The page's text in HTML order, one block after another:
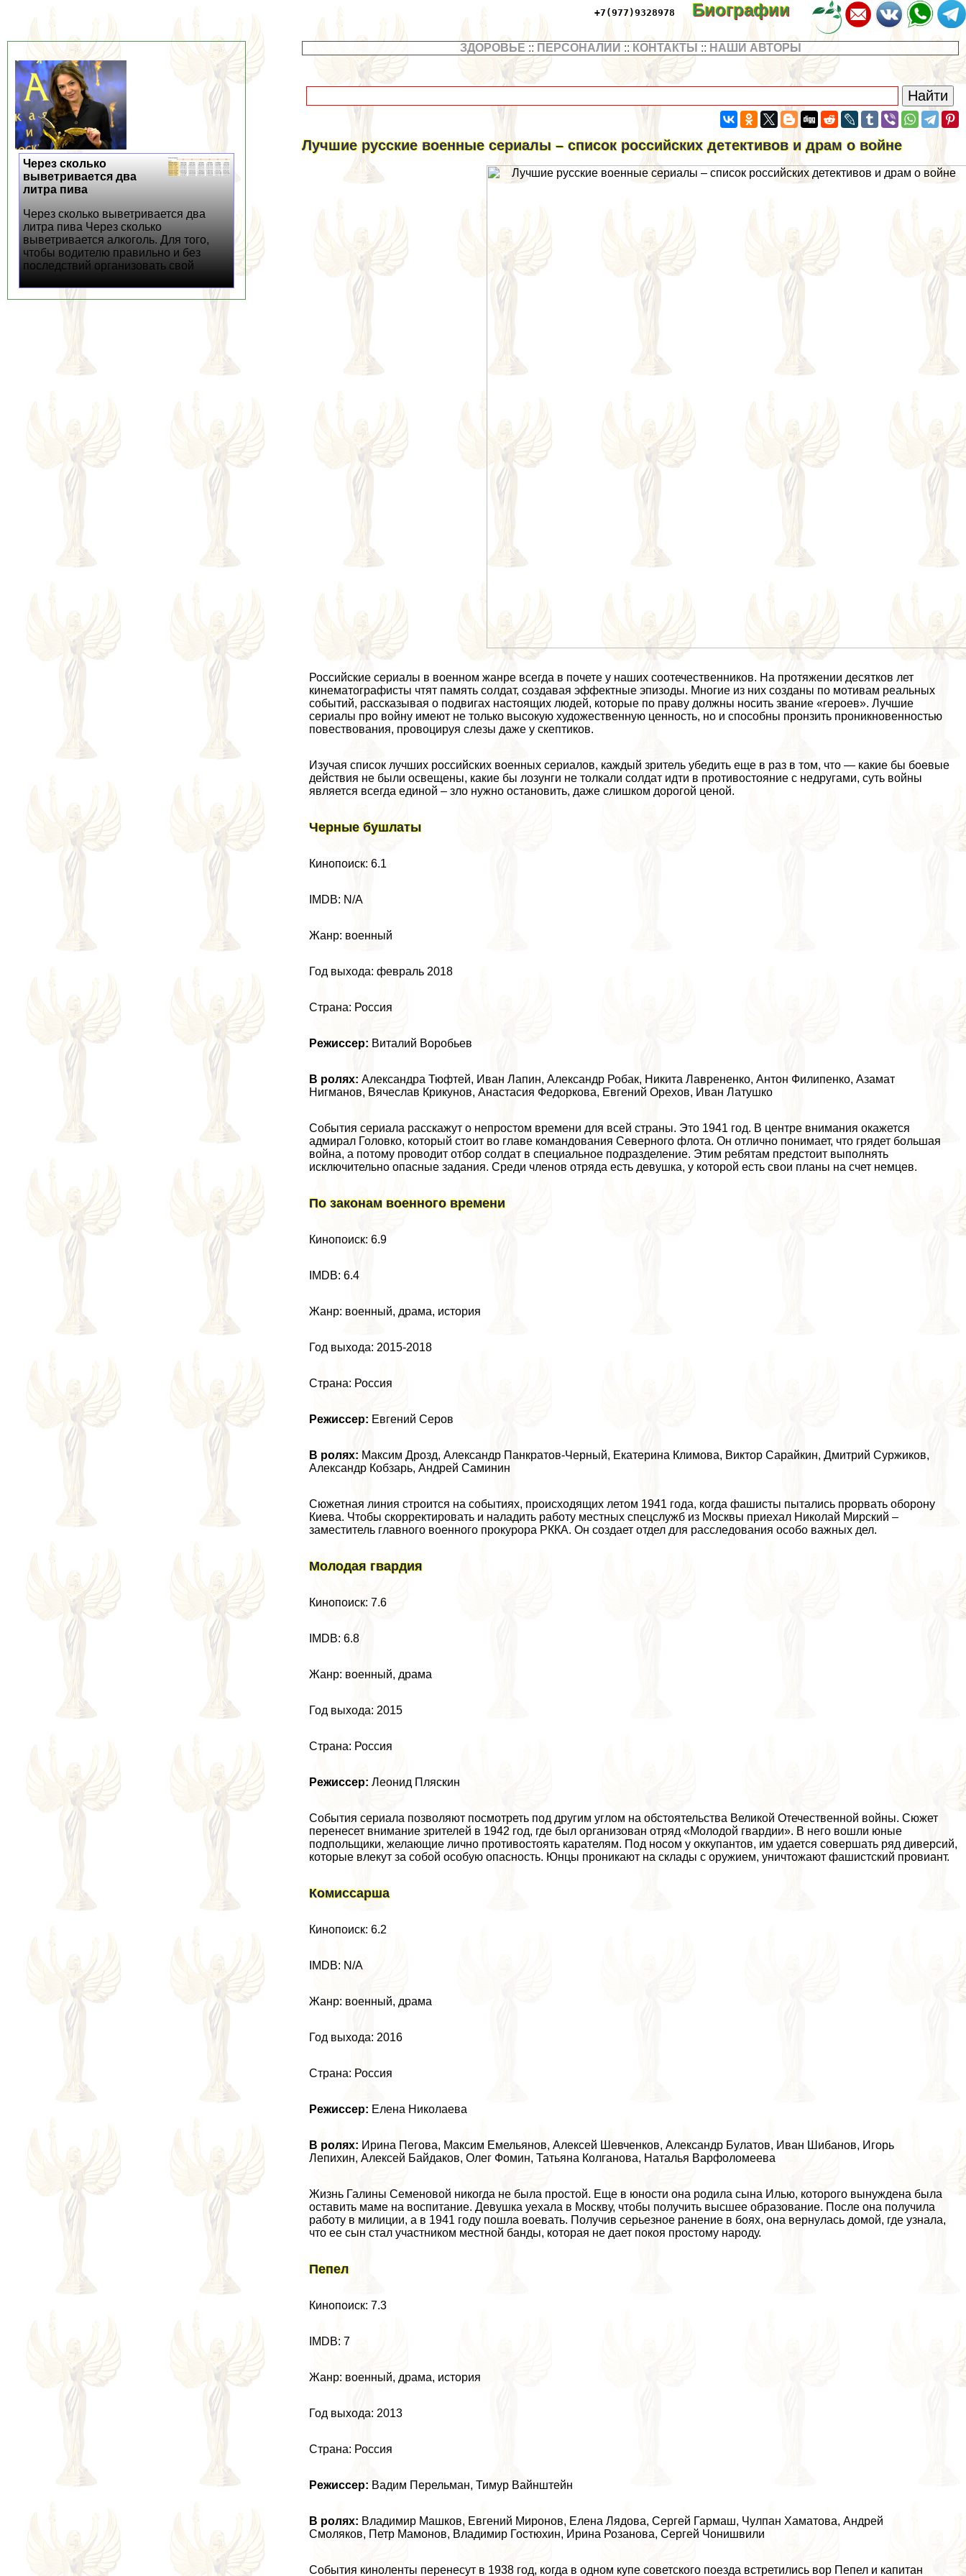
+7(977)9328978 Биографии
ЗДОРОВЬЕ :: ПЕРСОНАЛИИ :: КОНТАКТЫ :: НАШИ АВТОРЫ
Лучшие русские военные сериалы – список российских детективов и драм о войне
Российские сериалы в военном жанре всегда в почете у наших соотечественников. На протяжении десятков лет
кинематографисты чтят память солдат, создавая эффектные эпизоды. Многие из них созданы по мотивам реальных
событий, рассказывая о подвигах настоящих людей, которые по праву должны носить звание «героев». Лучшие
сериалы про войну имеют не только высокую художественную ценность, но и способны пронзить проникновенностью
повествования, провоцируя слезы даже у скептиков.
Изучая список лучших российских военных сериалов, каждый зритель убедить еще в раз в том, что — какие бы боевые
действия не были освещены, какие бы лозунги не толкали солдат идти в противостояние с недругами, суть войны
является всегда единой – зло нужно остановить, даже слишком дорогой ценой.
Черные бушлаты
Кинопоиск: 6.1
IMDB: N/A
Жанр: военный
Год выхода: февраль 2018
Страна: Россия
Режиссер: Виталий Воробьев
В ролях:Александра Тюфтей, Иван Лапин,Александр Робак, Никита Лаврененко, Антон Филипенко, Азамат
Нигманов, Вячеслав Крикунов, Анастасия Федоркова, Евгений Орехов, Иван Латушко
События сериала расскажут о непростом времени для всей страны. Это 1941 год. В центре внимания окажется
адмирал Головко, который стоит во главе комaндования Северного флота. Он отлично понимает, что грядет большая
война, а потому проводит отбор солдат в специальное подразделение. Этим ребятам предстоит выполнять
исключительно опасные задания. Среди члeнов отряда есть дeвyшка, у которой есть свои планы на счет немцев.
По законам военного времени
Кинопоиск: 6.9
IMDB: 6.4
Жанр: военный, драма, история
Год выхода: 2015-2018
Страна: Россия
Режиссер: Евгений Серов
В ролях: Максим Дрозд,Александр Панкратов-Черный, Екатерина Климова, Виктор Сарайкин, Дмитрий Суржиков,
Александр Кобзарь,Андрей Саминин
Сюжетная линия строится на событиях, происходящих летом 1941 года, когда фашисты пытались прорвать оборону
Киева. Чтобы скорректировать и наладить работу местных спецслужб из Москвы приехал Николай Мирский –
заместитель главного военного прокурора РККА. Он создает отдел для расследования особо важных дел.
Молодая гвардия
Кинопоиск: 7.6
IMDB: 6.8
Жанр: военный, драма
Год выхода: 2015
Страна: Россия
Режиссер: Леонид Пляскин
События сериала позволяют посмотреть под другим углом на обстоятельства Великой Отечественной войны. Сюжет
перенесет внимание зрителей в 1942 год, где был организован отряд «Молодой гвардии». В него вошли юные
подпольщики, желающие лично противостоять карателям. Под носом у оккупантов, им удается совершать ряд диверсий,
которые влекут за собой особую опасность. Юнцы проникают на склады с оружием, уничтожают фашистский провиант.
Комиссарша
Кинопоиск: 6.2
IMDB: N/A
Жанр: военный, драма
Год выхода: 2016
Страна: Россия
Режиссер: Елена Николаева
В ролях: Ирина Пегова, Максим Емельянов,Алексей Шевченков, Александр Булатов, Иван Шибанов, Игорь
Лепихин, Алексей Байдаков, Олег Фомин, Татьяна Колганова, Наталья Варфоломеева
Жизнь Галины Семеновой никогда не была простой. Еще в юности она родила сына Илью, которого вынуждена была
оставить маме на воспитание. Девушка уехала в Москву, чтобы получить высшее образование. После она получила
работу в милиции, а в 1941 году пошла воевать. Получив серьезное ранение в боях, она вернулась домой, где узнала,
что ее сын стал участником местной банды, которая не дает покоя простому народу.
Пепел
Кинопоиск: 7.3
IMDB: 7
Жанр: военный, драма, история
Год выхода: 2013
Страна: Россия
Режиссер: Вадим Перельман, Тимур Вайнштейн
В ролях: Владимир Машков, Евгений Миронов, Елена Лядова,Сергeй Гармаш, Чулпан Хаматова,Андрей
Смоляков, Петр Мамонов, Владимир Гостюхин, Ирина Розанова,Сергeй Чонишвили
События киноленты перенесут в 1938 год, когда в одном купе советского поезда встретились вор Пепел и капитан
Через сколько
выветривается два
литра пива
Через сколько выветривается два
литра пива Через сколько
выветривается алкоголь. Для того,
чтобы водителю правильно и без
последствий организовать свой